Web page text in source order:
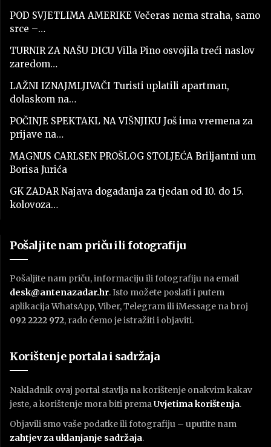
POD SVJETLIMA AMERIKE Večeras nema straha, samo
srce –…
TURNIR ZA NAŠU DICU Villa Pino osvojila treći naslov
zaredom…
LAŽNI IZNAJMLJIVAČI Turisti uplatili apartman,
dolaskom na…
POČINJE SPEKTAKL NA VIŠNJIKU Još ima vremena za
prijave na…
MAGNUS CARLSEN PROŠLOG STOLJEĆA Briljantni um
Borisa Jurića
GK ZADAR Najava događanja za tjedan od 10. do 15.
kolovoza…
Pošaljite nam priču ili fotografiju
Pošaljite nam priču, informaciju ili fotografiju na email
desk@antenazadar.hr. Isto možete poslati i putem
aplikacija WhatsApp, Viber, Telegram ili iMessage na broj
092 2222 972, rado ćemo je istražiti i objaviti.
Korištenje portala i sadržaja
Nakladnik ovaj portal stavlja na korištenje onakvim kakav
jeste, a korištenje mora biti premaUvjetima korištenja.
Objavili smo vaše podatke ili fotografiju – uputite nam
zahtjev za uklanjanje sadržaja.